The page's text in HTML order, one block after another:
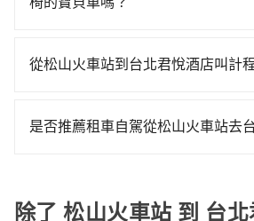
繫好安全帶，如四歲以下或身高不足
選租用適合1~4歲的兒童汽車座椅或
從松山火車站到台北君悅酒店叫計
灣大車隊、Uber、Line Taxi、Yoxi
火車站到台北君悅酒店的跳表小黃
是否推薦租車自駕從松山火車站去
該適合你。註冊完iRent的app後，
除了 松山火車站 到 台